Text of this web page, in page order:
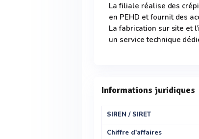
La filiale réalise des
en PEHD et fournit des
La fabrication sur site et
un service technique
Informations juridiques
SIREN / SIRET
Chiffre d'affaires